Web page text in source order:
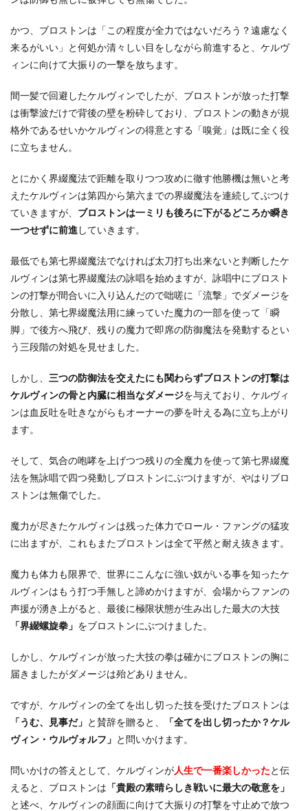
かつ、ブロストンは「この程度が全力ではないだろう？遠慮なく
来るがいい」と何処か清々しい目をしながら前進すると、ケルヴ
ィンに向けて大振りの一撃を放ちます。
間一髪で回避したケルヴィンでしたが、ブロストンが放った打撃
は衝撃波だけで背後の壁を粉砕しており、ブロストンの動きが規
格外であるせいかケルヴィンの得意とする「嗅覚」は既に全く役
に立ちません。
とにかく界綴魔法で距離を取りつつ攻めに徹す他勝機は無いと考
えたケルヴィンは第四から第六までの界綴魔法を連続してぶつけ
ていきますが、 ブロストンは一ミリも後ろに下がるどころか瞬き
一つせずに前進していきます。
最低でも第七界綴魔法でなければ太刀打ち出来ないと判断したケ
ルヴィンは第七界綴魔法の詠唱を始めますが、詠唱中にブロスト
ンの打撃が間合いに入り込んだので咄嗟に「流撃」でダメージを
分散し、第七界綴魔法用に練っていた魔力の一部を使って「瞬
脚」で後方へ飛び、残りの魔力で即席の防御魔法を発動するとい
う三段階の対処を見せました。
しかし、 三つの防御法を交えたにも関わらずブロストンの打撃は
ケルヴィンの骨と内臓に相当なダメージを与えており、ケルヴィ
ンは血反吐を吐きながらもオーナーの夢を叶える為に立ち上がり
ます。
そして、気合の咆哮を上げつつ残りの全魔力を使って第七界綴魔
法を無詠唱で四つ発動しブロストンにぶつけますが、やはりブロ
ストンは無傷でした。
魔力が尽きたケルヴィンは残った体力でロール・ファングの猛攻
に出ますが、これもまたブロストンは全て平然と耐え抜きます。
魔力も体力も限界で、世界にこんなに強い奴がいる事を知ったケ
ルヴィンはもう打つ手無しと諦めかけますが、会場からファンの
声援が湧き上がると、最後に極限状態が生み出した最大の大技
「界綴螺旋拳」 をブロストンにぶつけました。
しかし、ケルヴィンが放った大技の拳は確かにブロストンの胸に
届きましたがダメージは殆どありません。
ですが、ケルヴィンの全てを出し切った技を受けたブロストンは
「うむ、見事だ」 と賛辞を贈ると、
「全てを出し切ったか？ケル
ヴィン・ウルヴォルフ」 と問いかけます。
問いかけの答えとして、ケルヴィンが人生で一番楽しかったと伝
えると、ブロストンは 「貴殿の素晴らしき戦いに最大の敬意を」
と述べ、ケルヴィンの顔面に向けて大振りの打撃を寸止めで放つ